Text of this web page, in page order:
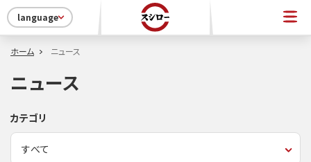
language
ホーム ニュース
ニュース
カテゴリ